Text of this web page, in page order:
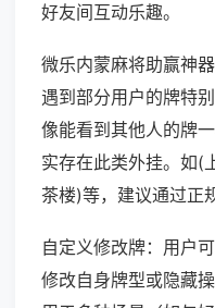
好友间互动乐趣。
微乐内蒙麻将助赢神
遇到部分用户的牌特
像能看到其他人的牌
实存在此类外挂。如(
茶楼)等，建议通过正
自定义修改牌：用户
修改自身牌型或隐藏